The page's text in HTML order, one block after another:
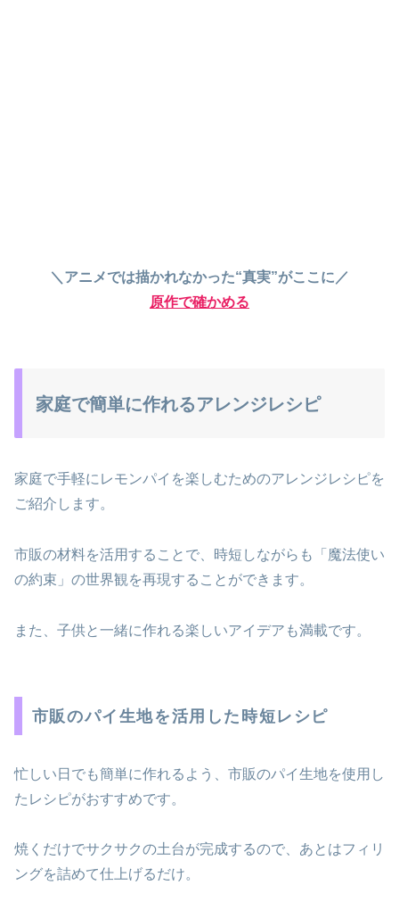
＼アニメでは描かれなかった“真実”がここに／
原作で確かめる
家庭で簡単に作れるアレンジレシピ
家庭で手軽にレモンパイを楽しむためのアレンジレシピを
ご紹介します。
市販の材料を活用することで、時短しながらも「魔法使い
の約束」の世界観を再現することができます。
また、子供と一緒に作れる楽しいアイデアも満載です。
市販のパイ生地を活用した時短レシピ
忙しい日でも簡単に作れるよう、市販のパイ生地を使用し
たレシピがおすすめです。
焼くだけでサクサクの土台が完成するので、あとはフィリ
ングを詰めて仕上げるだけ。